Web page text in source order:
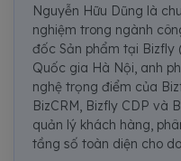
Nguyễn Hữu Dũng là
nghiệm trong ngành
đốc Sản phẩm tại Bizfly
Quốc gia Hà Nội, anh
nghệ trọng điểm của
BizCRM, Bizfly CDP và
quản lý khách hàng,
tầng số toàn diện cho